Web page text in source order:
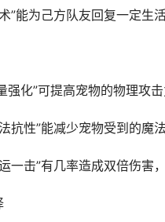
”能为己方队友回复一定生
强化”可提高宠物的物理攻
抗性”能减少宠物受到的魔
一击”有几率造成双倍伤害